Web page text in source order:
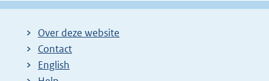
Over deze website
Contact
English